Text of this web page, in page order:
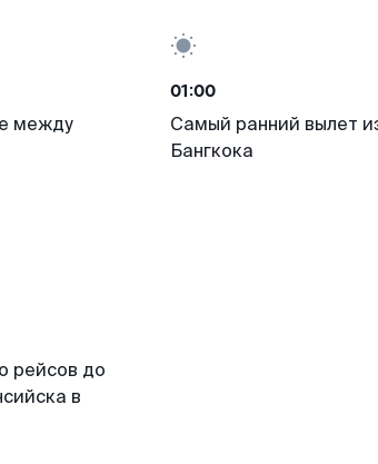
между
01:00
Самый ранний вылет
Бангкока
рейсов до
в